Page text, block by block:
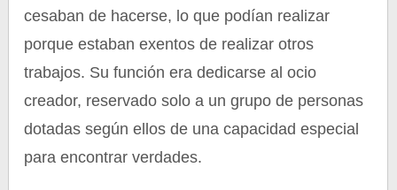
cesaban de hacerse, lo que podían realizar
porque estaban exentos de realizar otros
trabajos. Su función era dedicarse al ocio
creador, reservado solo a un grupo de personas
dotadas según ellos de una capacidad especial
para encontrar verdades.